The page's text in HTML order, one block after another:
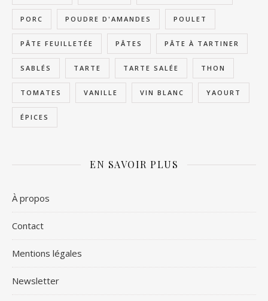
PORC POUDRE D'AMANDES POULET
PÂTE FEUILLETÉE PÂTES PÂTE À TARTINER
SABLÉS TARTE TARTE SALÉE THON
TOMATES VANILLE VIN BLANC YAOURT
ÉPICES
EN SAVOIR PLUS
À propos
Contact
Mentions légales
Newsletter